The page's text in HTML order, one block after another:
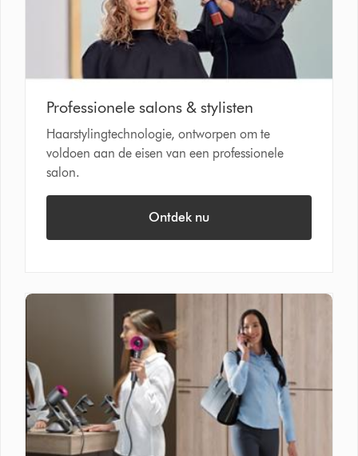
Professionele salons & stylisten
Haarstylingtechnologie, ontworpen om te
voldoen aan de eisen van een professionele
salon.
Ontdek nu